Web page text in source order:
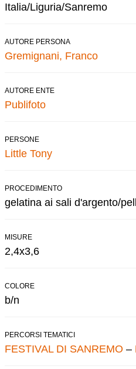
Italia/Liguria/Sanremo
AUTORE PERSONA
Gremignani, Franco
AUTORE ENTE
Publifoto
PERSONE
Little Tony
PROCEDIMENTO
gelatina ai sali d'argento/
MISURE
2,4x3,6
COLORE
b/n
PERCORSI TEMATICI
FESTIVAL DI SANREMO –